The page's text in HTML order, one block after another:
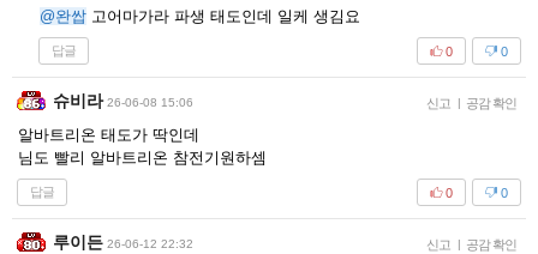
@완쌉 고어마가라 파생 태도인데 일케 생김요
답글 0
0
슈비라 26-06-08 15:06 신고 공감 확인
알바트리온 태도가 딱인데
님도 빨리 알바트리온 참전기원하셈
답글 0
0
루이든 26-06-12 22:32 신고 공감 확인